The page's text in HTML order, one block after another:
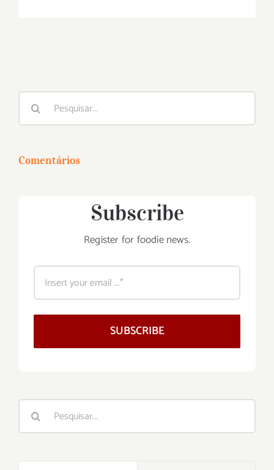
Buscar
resultados
Comentários
Subscribe
Register for foodie news.
SUBSCRIBE
Buscar
resultados